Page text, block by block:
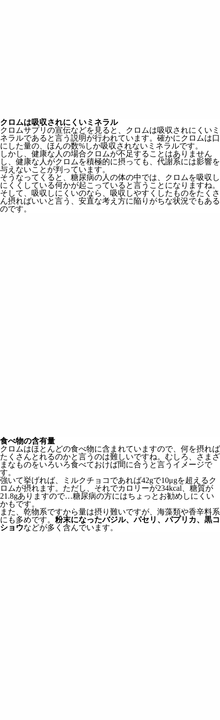
クロムは吸収されにくいミネラル
クロムサプリの宣伝などを見ると、クロムは吸収されにくいミ
ネラルであると言う説明が行われています。確かにクロムは口
にした量の、ほんの数%しか吸収されないミネラルです。
しかし、健康な人の場合クロムが不足することはありません
し、健康な人がクロムを積極的に摂っても、代謝系には影響を
与えないことが判っています。
そうなってくると、糖尿病の人の体の中では、クロムを吸収し
にくくしている何かが起こっていると言うことになりますね。
そして、吸収しにくいのなら、吸収しやすくしたものをたくさ
ん摂ればいいと言う、安直な考え方に陥りがちな状況でもある
のです。
食べ物の含有量
クロムはほとんどの食べ物に含まれていますので、何を摂れば
たくさんとれるのかと言うのは難しいですね。むしろ、さまざ
まなものをいろいろ食べておけば間に合うと言うイメージで
す。
強いて挙げれば、ミルクチョコであれば42gで10μgを超えるク
ロムが摂れます。ただし、それでカロリーが234kcal、糖質が
21.8gありますので…糖尿病の方にはちょっとお勧めしにくい
かもです。
また、乾物系ですから量は摂り難いですが、海藻類や香辛料系
にも多めです。 粉末になったバジル、パセリ、パプリカ、黒コ
ショウなどが多く含んでいます。